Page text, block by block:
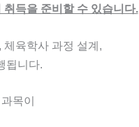
득을 준비할 수 있습니다.
체육학사 과정 설계,
됩니다.
목이